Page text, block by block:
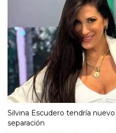
Silvina Escudero tendría
separación